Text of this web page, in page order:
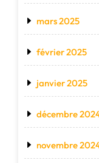
mars 2025
février 2025
janvier 2025
décembre
novembre